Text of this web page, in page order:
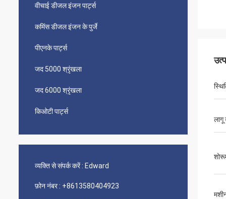
वीचाई डीजल इंजन पार्ट्स
कमिंस डीजल इंजन के पुर्जे
पीएनके पार्ट्स
जद 5000 श्रृंखला
जद 6000 श्रृंखला
किओटी पार्ट्स
व्यक्ति से संपर्क करें : Edward
फ़ोन नंबर : +8613580404923
लागू